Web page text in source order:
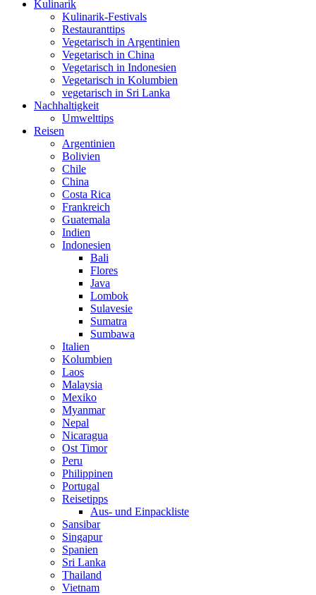
Kulinarik
Kulinarik-Festivals
Restauranttips
Vegetarisch in Argentinien
Vegetarisch in China
Vegetarisch in Indonesien
Vegetarisch in Kolumbien
vegetarisch in Sri Lanka
Nachhaltigkeit
Umwelttips
Reisen
Argentinien
Bolivien
Chile
China
Costa Rica
Frankreich
Guatemala
Indien
Indonesien
Bali
Flores
Java
Lombok
Sulavesie
Sumatra
Sumbawa
Italien
Kolumbien
Laos
Malaysia
Mexiko
Myanmar
Nepal
Nicaragua
Ost Timor
Peru
Philippinen
Portugal
Reisetipps
Aus- und Einpackliste
Sansibar
Singapur
Spanien
Sri Lanka
Thailand
Vietnam